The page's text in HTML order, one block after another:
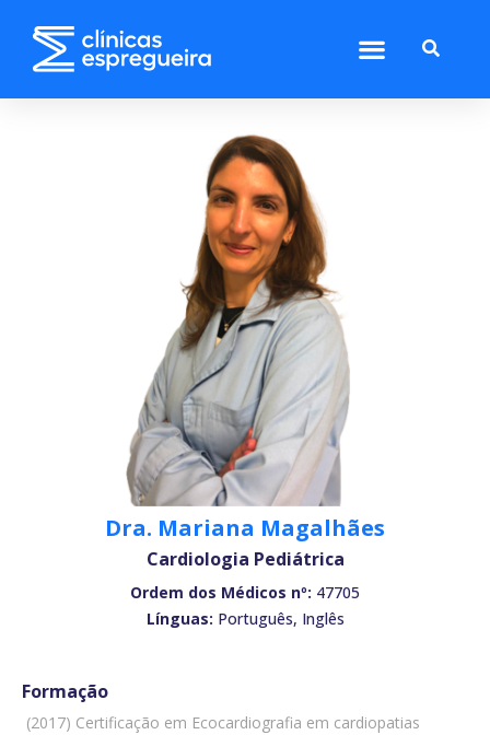
Dra. Mariana Magalhães
Cardiologia Pediátrica
Ordem dos Médicos nº: 47705
Línguas: Português, Inglês
Formação
 (2017) Certificação em Ecocardiografia em cardiopatias